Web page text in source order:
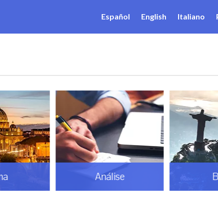
Español English Italiano
Análise